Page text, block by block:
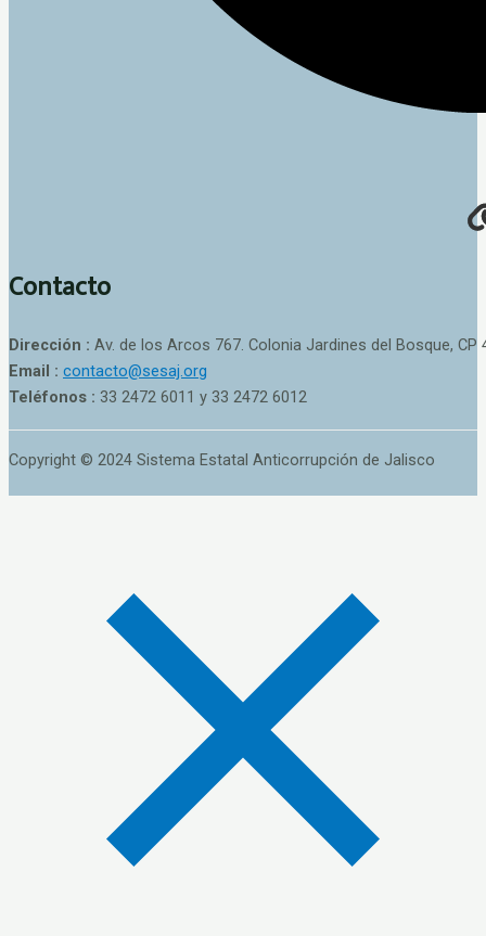
Contacto
Dirección : Av. de los Arcos 767. Colonia Jardines del Bosque, CP
Email : contacto@sesaj.org
Teléfonos : 33 2472 6011 y 33 2472 6012
Copyright © 2024 Sistema Estatal Anticorrupción de Jalisco